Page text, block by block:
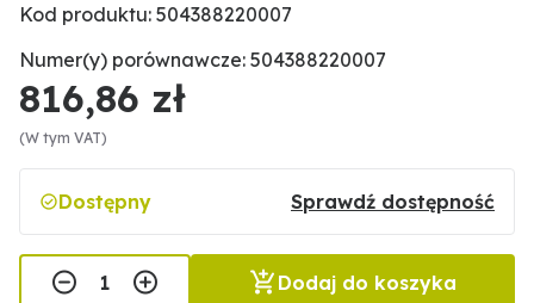
Kod produktu: 504388220007
Numer(y) porównawcze: 504388220007
816,86 zł
(W tym VAT)
Dostępny Sprawdź dostępność
Dodaj do koszyka